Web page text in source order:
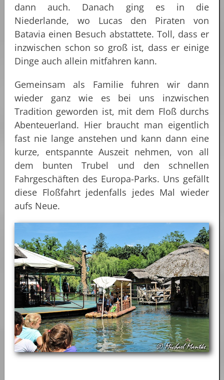
dann auch. Danach ging es in die
Niederlande, wo Lucas den Piraten von
Batavia einen Besuch abstattete. Toll, dass er
inzwischen schon so groß ist, dass er einige
Dinge auch allein mitfahren kann.
Gemeinsam als Familie fuhren wir dann
wieder ganz wie es bei uns inzwischen
Tradition geworden ist, mit dem Floß durchs
Abenteuerland. Hier braucht man eigentlich
fast nie lange anstehen und kann dann eine
kurze, entspannte Auszeit nehmen, von all
dem bunten Trubel und den schnellen
Fahrgeschäften des Europa-Parks. Uns gefällt
diese Floßfahrt jedenfalls jedes Mal wieder
aufs Neue.